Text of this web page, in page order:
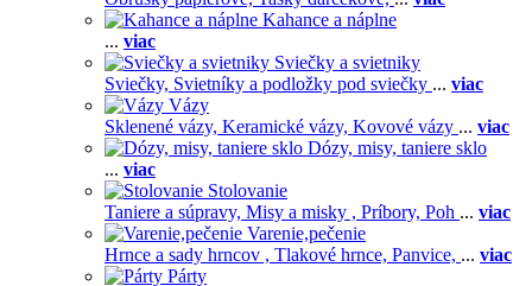
Kahance a náplne
... viac
Sviečky a svietniky
Sviečky, Svietníky a podložky pod sviečky ... viac
Vázy
Sklenené vázy, Keramické vázy, Kovové vázy ... viac
Dózy, misy, taniere sklo
... viac
Stolovanie
Taniere a súpravy, Misy a misky , Príbory, Poh ... viac
Varenie,pečenie
Hrnce a sady hrncov , Tlakové hrnce, Panvice, ... viac
Párty